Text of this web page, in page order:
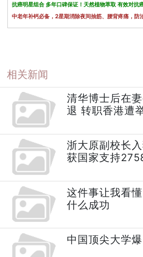
抗癌明星组合 多年口碑保证！天然植物萃取 有效对抗
中老年补钙必备，2星期消除夜间抽筋、腰背疼痛，防
相关新闻
清华博士后在
退 转职香港遭
浙大原副校长
获国家支持
这件事让我看
什么成功
中国顶尖大学